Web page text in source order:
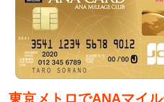
東京メトロでANAマイ